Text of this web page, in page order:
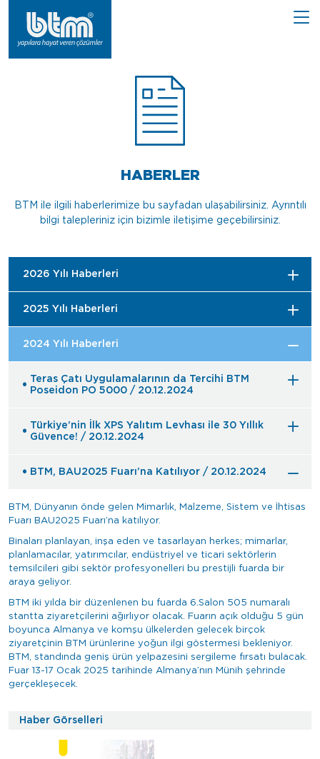
HABERLER
BTM ile ilgili haberlerimize bu sayfadan ulaşabilirsiniz. Ayrıntılı
bilgi talepleriniz için bizimle iletişime geçebilirsiniz.
2026 Yılı Haberleri
2025 Yılı Haberleri
2024 Yılı Haberleri
Teras Çatı Uygulamalarının da Tercihi BTM
Poseidon PO 5000 / 20.12.2024
Türkiye’nin İlk XPS Yalıtım Levhası ile 30 Yıllık
Güvence! / 20.12.2024
BTM, BAU2025 Fuarı’na Katılıyor / 20.12.2024
BTM, Dünyanın önde gelen Mimarlık, Malzeme, Sistem ve İhtisas
Fuarı BAU2025 Fuarı’na katılıyor.
Binaları planlayan, inşa eden ve tasarlayan herkes; mimarlar,
planlamacılar, yatırımcılar, endüstriyel ve ticari sektörlerin
temsilcileri gibi sektör profesyonelleri bu prestijli fuarda bir
araya geliyor.
BTM iki yılda bir düzenlenen bu fuarda 6.Salon 505 numaralı
stantta ziyaretçilerini ağırlıyor olacak. Fuarın açık olduğu 5 gün
boyunca Almanya ve komşu ülkelerden gelecek birçok
ziyaretçinin BTM ürünlerine yoğun ilgi göstermesi bekleniyor.
BTM, standında geniş ürün yelpazesini sergileme fırsatı bulacak.
Fuar 13-17 Ocak 2025 tarihinde Almanya’nın Münih şehrinde
gerçekleşecek.
Haber Görselleri